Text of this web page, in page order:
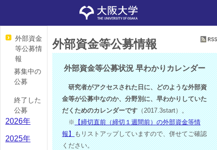
外部資金
等公募情
報
募集中の
公募
終了した
公募
2026年
2025年
外部資金等公募情報
外部資金等公募状況 早わかりカレンダー
研究者がアクセスされた日に、どのような外部資
金等が公募中なのか、分野別に、早わかりしていた
だくためのカレンダーです（2017.3start）。
※【締切直前（締切１週間前）の外部資金等情
報】もリストアップしていますので、併せてご確認
ください。